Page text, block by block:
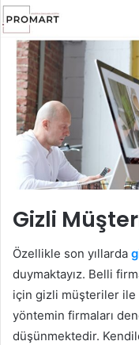
Gizli
Özellikle son yıllarda
duymaktayız. Belli
için gizli müşteriler ile
yöntemin firmaları
düşünmektedir.